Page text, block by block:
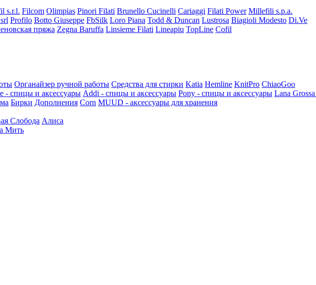
s.r.l. Filcom Olimpias Pinori Filati Brunello Cucinelli Cariaggi Filati Power Millefili s.p.a.
Profilo Botto Giuseppe FbSilk Loro Piana Todd & Duncan Lustrosa Biagioli Modesto Di.Ve
пряжа Zegna Baruffa Linsieme Filati Lineapiu TopLine Cofil
Органайзер ручной работы Средства для стирки Katia Hemline KnitPro ChiaoGoo
- спицы и аксессуары Addi - спицы и аксессуары Pony - спицы и аксессуары Lana
Бирки Дополнения Corn MUUD - аксессуары для хранения
Слобода Алиса
Мить